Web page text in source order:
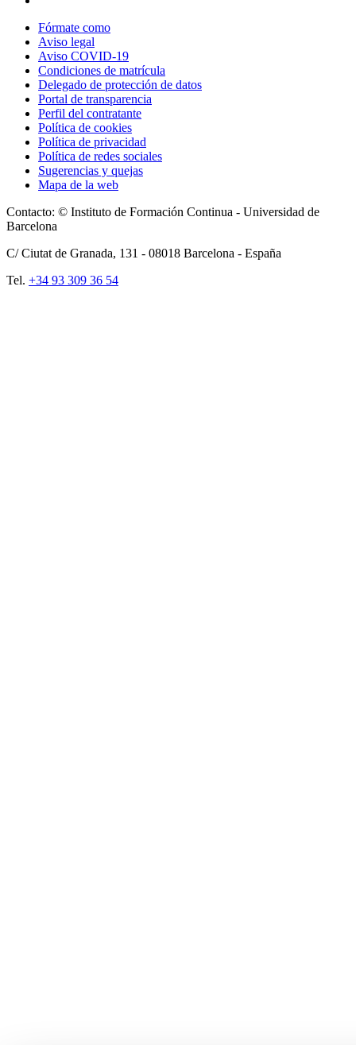
Fórmate como
Aviso legal
Aviso COVID-19
Condiciones de matrícula
Delegado de protección de datos
Portal de transparencia
Perfil del contratante
Política de cookies
Política de privacidad
Política de redes sociales
Sugerencias y quejas
Mapa de la web
Contacto: © Instituto de Formación Continua - Universidad de
Barcelona
C/ Ciutat de Granada, 131 - 08018 Barcelona - España
Tel. +34 93 309 36 54